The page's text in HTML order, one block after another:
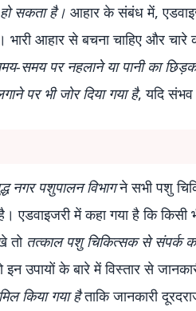
सकता है। आहार के संबंध में,
आहार से बचना चाहिए और चारे
समय पर नहलाने या पानी का
पर भी जोर दिया गया है, यदि संभव
नगर पशुपालन विभागने सभी पशु
एडवाइजरी में कहा गया है कि किसी
तो तत्काल पशु चिकित्सक से संपर्क
उपायों के बारे में विस्तार से
किया गया हैताकि जानकारी